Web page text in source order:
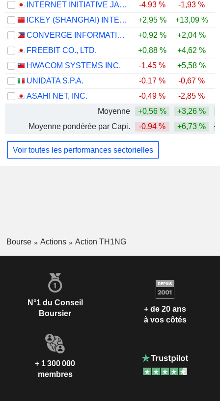
INTERNET INITIATIVE JAPAN INC.
-4,93 % -1,93 %
ICKEY (SHANGHAI) INTERNET AND TECHNOLOGY CO.,LTD.
+2,95 %
+13,09 %
CONVERGE INFORMATION AND COMMUNICATIONS TECHNOLOGY SOLUTIONS, INC.
+0,92 % +2,04 %
FREEBIT CO., LTD.
+0,88 % +4,62 %
HWACOM SYSTEMS INC.
-1,45 % +5,58 %
UNIDATA S.P.A.
-0,17 % -0,67 %
ASAHI NET, INC.
-0,49 % -2,85 %
Moyenne
+0,56 % +3,26 %
Moyenne pondérée par Capi.
-0,94 % +6,73 %
Voir toutes les performances sectorielles
Bourse Actions Action TH1NG
N°1 du Conseil
Boursier
+ de 20 ans
à vos côtés
+ 1 300 000
membres